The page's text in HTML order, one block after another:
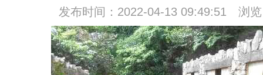
发布时间：2022-04-13 09:49:51 浏览